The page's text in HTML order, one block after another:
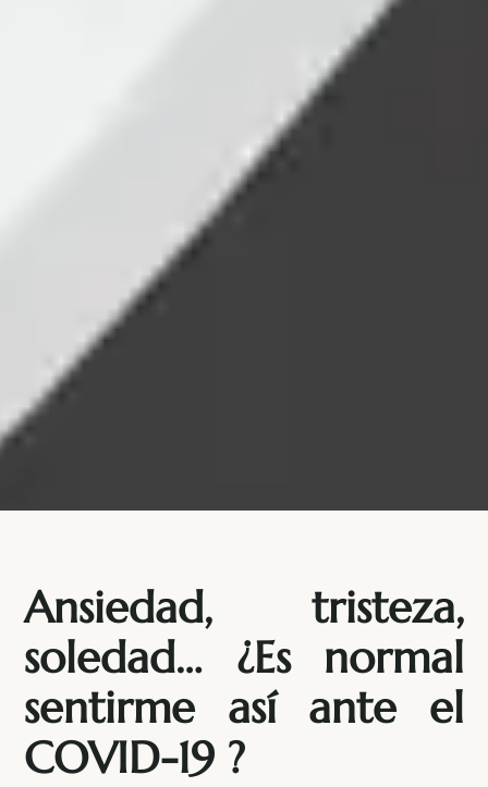
Ansiedad, tristeza,
soledad… ¿Es normal
sentirme así ante el
COVID-19 ?